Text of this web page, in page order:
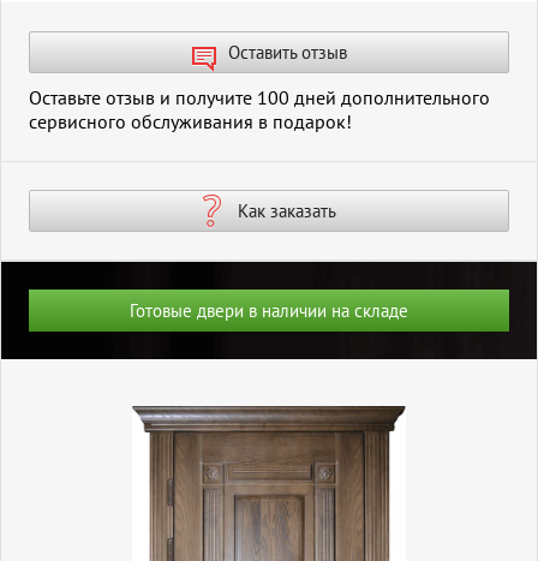
Оставить отзыв
Оставьте отзыв и получите 100 дней дополнительного
сервисного обслуживания в подарок!
Как заказать
Готовые двери в наличии на складе